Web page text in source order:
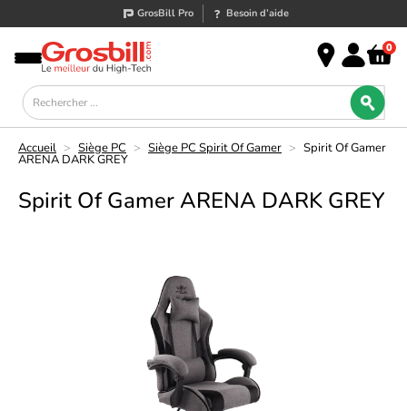
GrosBill Pro Besoin d’aide
0
Accueil > Siège PC > Siège PC Spirit Of Gamer > Spirit Of Gamer
ARENA DARK GREY
Spirit Of Gamer ARENA DARK GREY